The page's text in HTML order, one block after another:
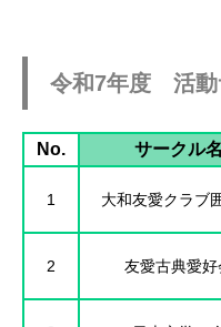
令和7年度 活動
No. サークル名
1 大和友愛クラブ
2 友愛古典愛好